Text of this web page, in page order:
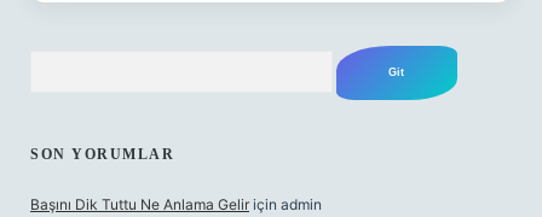
SON YORUMLAR
Başını Dik Tuttu Ne Anlama Gelir için admin